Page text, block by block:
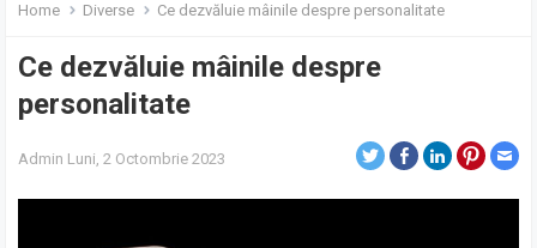
Home Diverse Ce dezvăluie mâinile despre personalitate
Ce dezvăluie mâinile despre
personalitate
Admin Luni, 2 Octombrie 2023